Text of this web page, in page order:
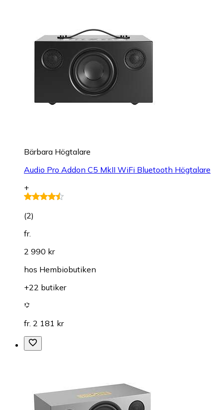
Bärbara Högtalare
Audio Pro Addon C5 MkII WiFi Bluetooth Högtalare
+
(2)
fr.
2 990 kr
hos Hembiobutiken
+22 butiker
fr. 2 181 kr